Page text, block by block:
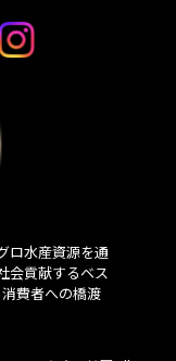
ロ水産資源を通
会貢献するベス
費者への橋渡